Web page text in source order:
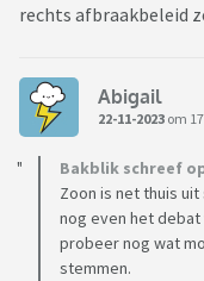
rechts afbraakbeleid
Abigail
22-11-2023 om
Bakblik schreef op
Zoon is net thuis
nog even het
probeer nog wat
stemmen.